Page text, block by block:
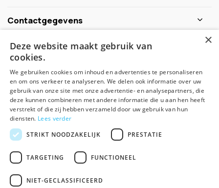
Contactgegevens
Schijf je nu in voor de nieuwsbrief
Abonneer
Algemene voorwaarden Disclaimer
×
Deze website maakt gebruik van
cookies.
We gebruiken cookies om inhoud en advertenties te personaliseren
en om ons verkeer te analyseren. We delen ook informatie over uw
gebruik van onze site met onze advertentie- en analysepartners, die
deze kunnen combineren met andere informatie die u aan hen heeft
verstrekt of die zij hebben verzameld door uw gebruik van hun
diensten. Lees verder
STRIKT NOODZAKELIJK
PRESTATIE
TARGETING FUNCTIONEEL
NIET-GECLASSIFICEERD